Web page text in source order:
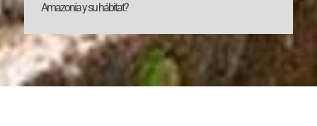
Amazonía y su hábitat?